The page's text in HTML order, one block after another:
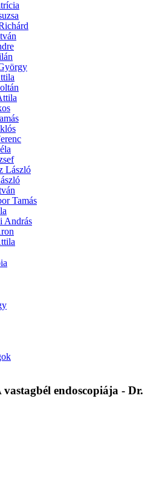
László
Tamás
András
vastagbél endoscopiája - Dr.